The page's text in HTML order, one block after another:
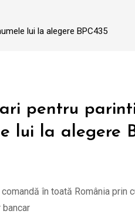
lui la alegere BPC435
pentru
lui la alegere
în toată România prin